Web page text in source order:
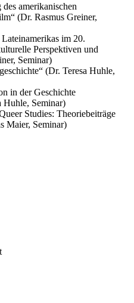
amerikanischen
(Dr. Rasmus Greiner,
im 20.
Perspektiven und
Seminar)
(Dr. Teresa Huhle,
in der Geschichte
Huhle, Seminar)
Studies: Theoriebeiträge
Maier, Seminar)